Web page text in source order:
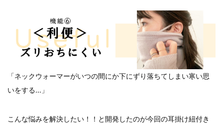
「ネックウォーマーがいつの間にか下にずり落ちてしまい寒い思
いをする…」
こんな悩みを解決したい！！と開発したのが今回の耳掛け紐付き